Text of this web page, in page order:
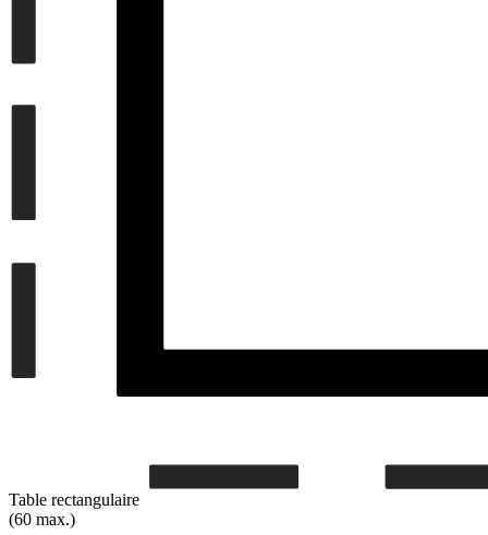
Table rectangulaire
(60 max.)